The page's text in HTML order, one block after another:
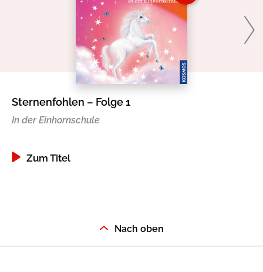
Sternenfohlen – Folge 1
In der Einhornschule
Zum Titel
Nach oben